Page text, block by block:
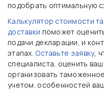
подобрать оптимальную
Калькулятор стоимости
доставки поможет
подачи декларации, и
этапах. Оставьте заявку,
специалиста, оценить
организовать
учетом. особенностей